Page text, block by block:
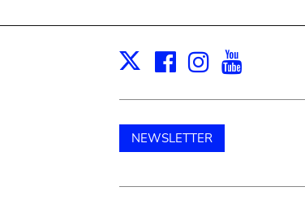
X Facebook
Instagram
NEWSLETTER